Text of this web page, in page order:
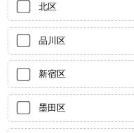
北区
品川区
新宿区
墨田区